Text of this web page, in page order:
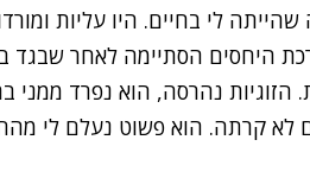
שהייתה לי בחיים. היו עליות
היחסים הסתיימה לאחר שבגד
הזוגיות נהרסה, הוא נפרד ממני
לא קרתה. הוא פשוט נעלם לי